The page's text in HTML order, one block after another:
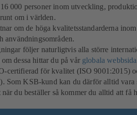
000 personer inom utveckling,
om i världen.
om de höga kvalitetsstandarderna
användningsområden.
följer naturligtvis alla större
dessa hittar du på vår globala webbsida
certifierad för kvalitet (ISO 9001:2015)
Som KSB-kund kan du därför alltid vara
du beställer så kommer du alltid att få